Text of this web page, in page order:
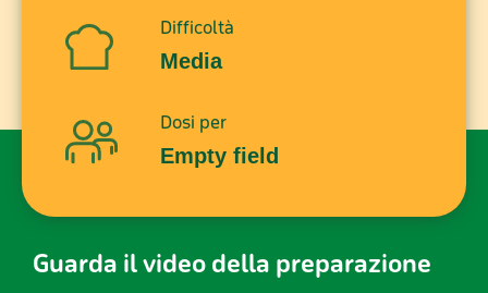
Difficoltà
Media
Dosi per
Empty field
Guarda il video della preparazione